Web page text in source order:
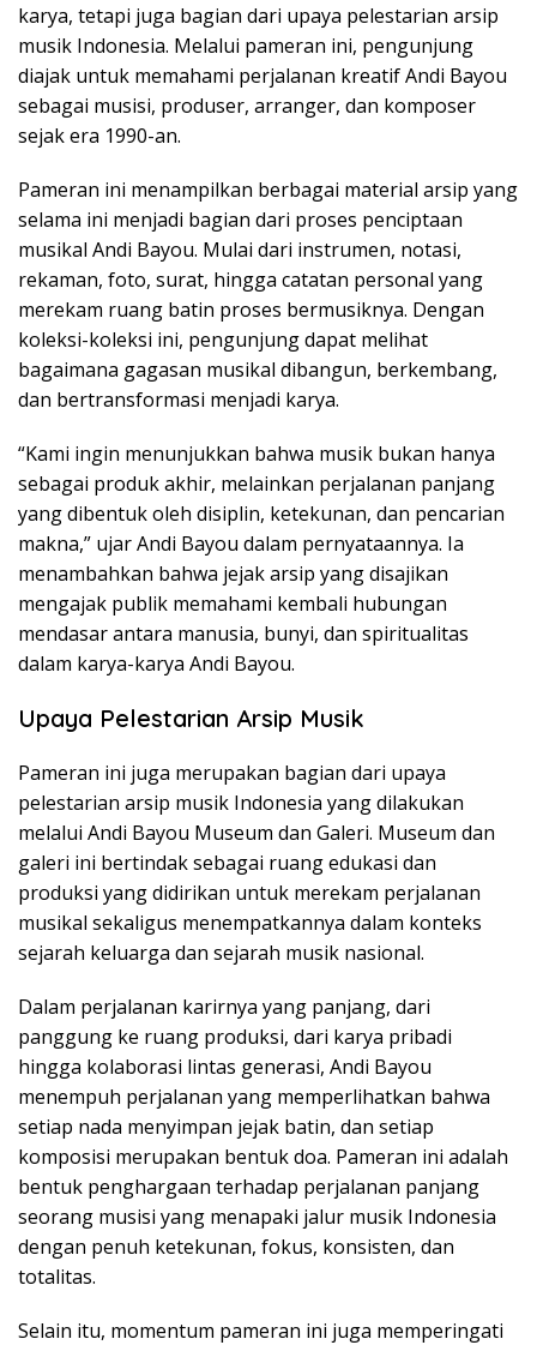
karya, tetapi juga bagian dari upaya pelestarian arsip
musik Indonesia. Melalui pameran ini, pengunjung
diajak untuk memahami perjalanan kreatif Andi Bayou
sebagai musisi, produser, arranger, dan komposer
sejak era 1990-an.
Pameran ini menampilkan berbagai material arsip yang
selama ini menjadi bagian dari proses penciptaan
musikal Andi Bayou. Mulai dari instrumen, notasi,
rekaman, foto, surat, hingga catatan personal yang
merekam ruang batin proses bermusiknya. Dengan
koleksi-koleksi ini, pengunjung dapat melihat
bagaimana gagasan musikal dibangun, berkembang,
dan bertransformasi menjadi karya.
“Kami ingin menunjukkan bahwa musik bukan hanya
sebagai produk akhir, melainkan perjalanan panjang
yang dibentuk oleh disiplin, ketekunan, dan pencarian
makna,” ujar Andi Bayou dalam pernyataannya. Ia
menambahkan bahwa jejak arsip yang disajikan
mengajak publik memahami kembali hubungan
mendasar antara manusia, bunyi, dan spiritualitas
dalam karya-karya Andi Bayou.
Upaya Pelestarian Arsip Musik
Pameran ini juga merupakan bagian dari upaya
pelestarian arsip musik Indonesia yang dilakukan
melalui Andi Bayou Museum dan Galeri. Museum dan
galeri ini bertindak sebagai ruang edukasi dan
produksi yang didirikan untuk merekam perjalanan
musikal sekaligus menempatkannya dalam konteks
sejarah keluarga dan sejarah musik nasional.
Dalam perjalanan karirnya yang panjang, dari
panggung ke ruang produksi, dari karya pribadi
hingga kolaborasi lintas generasi, Andi Bayou
menempuh perjalanan yang memperlihatkan bahwa
setiap nada menyimpan jejak batin, dan setiap
komposisi merupakan bentuk doa. Pameran ini adalah
bentuk penghargaan terhadap perjalanan panjang
seorang musisi yang menapaki jalur musik Indonesia
dengan penuh ketekunan, fokus, konsisten, dan
totalitas.
Selain itu, momentum pameran ini juga memperingati